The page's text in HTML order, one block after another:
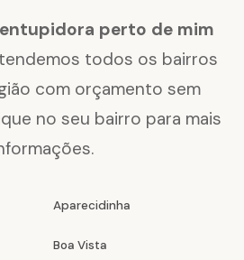
perto de mim
todos os bairros
com orçamento sem
no seu bairro para mais
Aparecidinha
Boa Vista